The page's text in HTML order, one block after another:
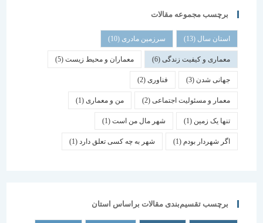
برچسب مجموعه مقالات
استان سال(13) سرزمین مادری(10)
معماری و کیفیت زندگی(6) معماران و محیط زیست(5)
جهانی شدن(3) فناوری (2)
معمار و مسئولیت اجتماعی (2) من و معماری (1)
تنها یک زمین(1) شهر مال من است(1)
اگر شهردار بودم (1) شهر به چه کسی تعلق دارد(1)
برچسب تقسیم‌بندی مقالات براساس استان